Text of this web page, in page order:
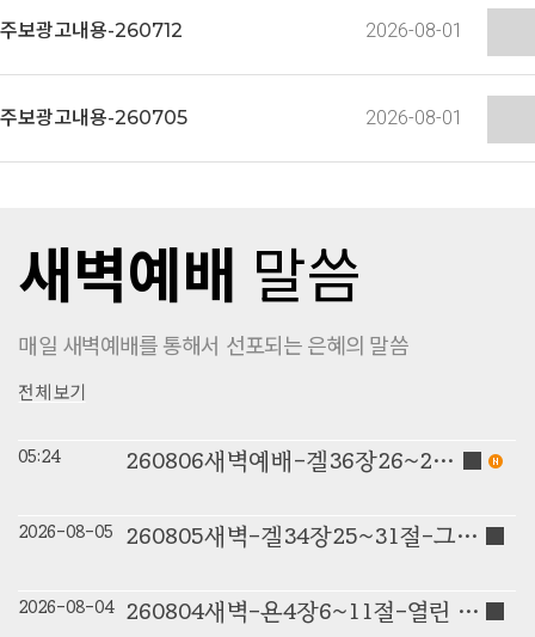
주보광고내용-260712 2026-08-01
주보광고내용-260705 2026-08-01
새벽예배 말씀
매일 새벽예배를 통해서 선포되는 은혜의 말씀
전체 보기
260806새벽예배-겔36장26~27절-회복의 새로움-이상은전도사
05:24
260805새벽-겔34장25~31절-그 날이 오기까지-이상은전도사
2026-08-05
260804새벽-욘4장6~11절-열린 결말-이상은전도사
2026-08-04